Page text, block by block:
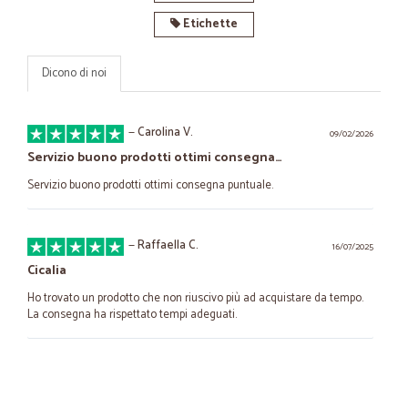
Etichette
Dicono di noi
09/02/2026
—Carolina V.
Servizio buono prodotti ottimi consegna…
Servizio buono prodotti ottimi consegna puntuale.
16/07/2025
—Raffaella C.
Cicalia
Ho trovato un prodotto che non riuscivo più ad acquistare da tempo.
La consegna ha rispettato tempi adeguati.